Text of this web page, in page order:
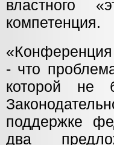
властного
компетенция.
«Конференция
- что
которой не
поддержке
два